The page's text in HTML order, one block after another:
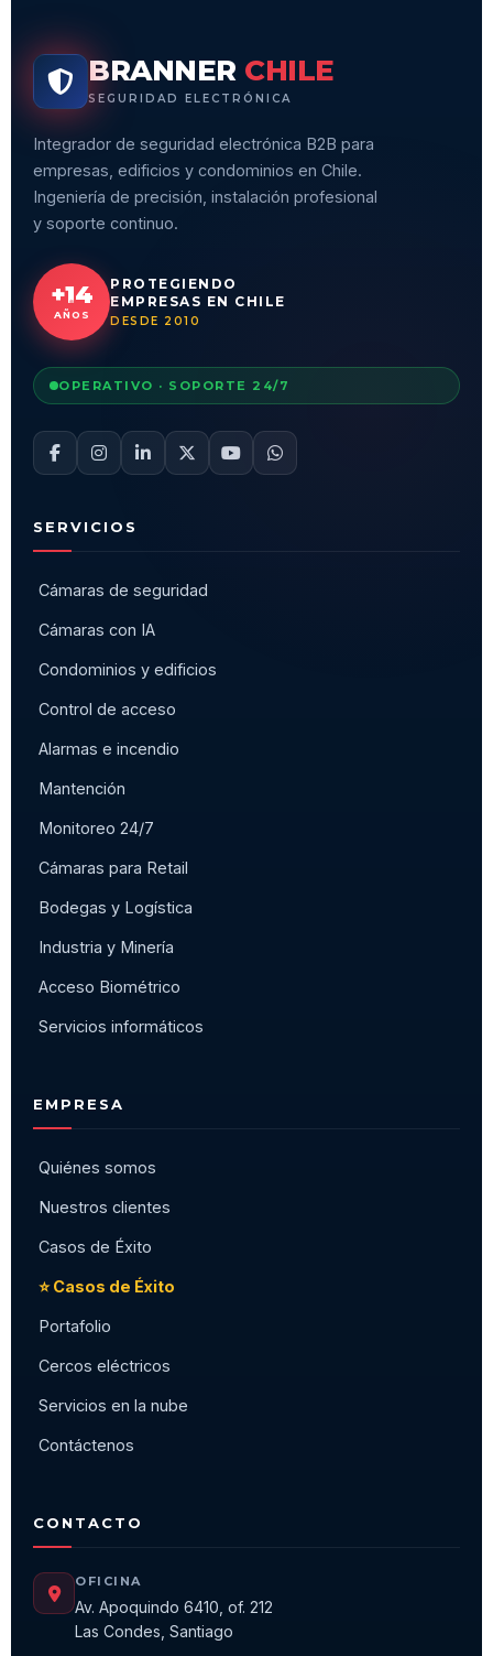
BRANNER CHILE
SEGURIDAD ELECTRÓNICA
Integrador de seguridad electrónica B2B para
empresas, edificios y condominios en Chile.
Ingeniería de precisión, instalación profesional
y soporte continuo.
+14
AÑOS
PROTEGIENDO
EMPRESAS EN CHILE
DESDE 2010
OPERATIVO · SOPORTE 24/7
SERVICIOS
Cámaras de seguridad
Cámaras con IA
Condominios y edificios
Control de acceso
Alarmas e incendio
Mantención
Monitoreo 24/7
Cámaras para Retail
Bodegas y Logística
Industria y Minería
Acceso Biométrico
Servicios informáticos
EMPRESA
Quiénes somos
Nuestros clientes
Casos de Éxito
⭐ Casos de Éxito
Portafolio
Cercos eléctricos
Servicios en la nube
Contáctenos
CONTACTO
OFICINA
Av. Apoquindo 6410, of. 212
Las Condes, Santiago